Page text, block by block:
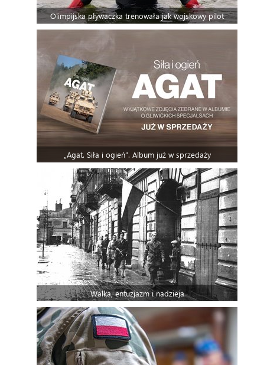
Olimpijska pływaczka trenowała jak wojskowy pilot
„Agat. Siła i ogień”. Album już w sprzedaży
Walka, entuzjazm i nadzieja